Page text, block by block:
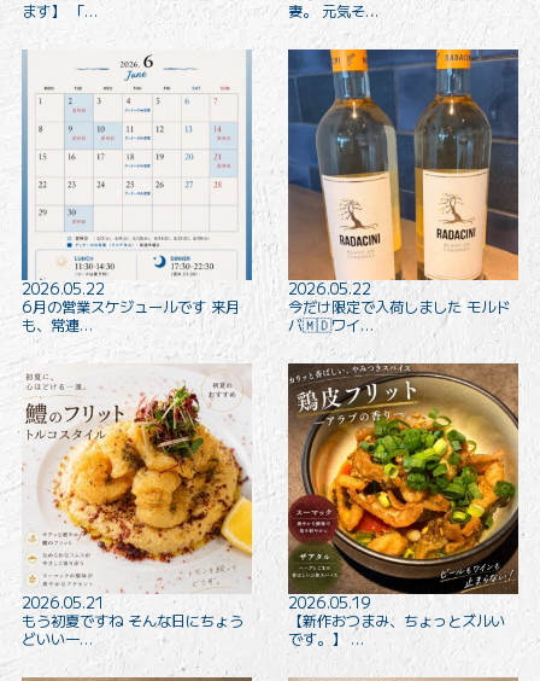
ます️】 「…
妻。 元気そ…
2026.05.22
6月の営業スケジュールです 来月
も、常連…
2026.05.22
今だけ限定で入荷しました モルド
バ🇲🇩ワイ…
2026.05.21
もう初夏ですね そんな日にちょう
どいい一…
2026.05.19
【新作おつまみ、ちょっとズルい
です。】 …